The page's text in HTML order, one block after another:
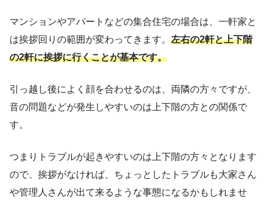
マンションやアパートなどの集合住宅の場合は、一軒家と
は挨拶回りの範囲が変わってきます。 左右の2軒と上下階
の2軒に挨拶に行くことが基本です。
引っ越し後によく顔を合わせるのは、両隣の方々ですが、
音の問題などが発生しやすいのは上下階の方との関係で
す。
つまりトラブルが起きやすいのは上下階の方々となります
ので、挨拶がなければ、ちょっとしたトラブルも大家さん
や管理人さんが出て来るような事態になるかもしれませ